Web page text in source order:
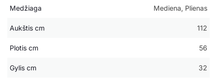
Medžiaga Mediena, Plienas
Aukštis cm 112
Plotis cm 56
Gylis cm 32